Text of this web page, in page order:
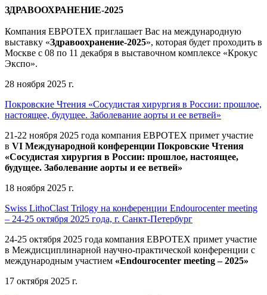
ЗДРАВООХРАНЕНИЕ-2025
Компания ЕВРОТЕХ приглашает Вас на международную
выставку «Здравоохранение-2025», которая будет проходить в
Москве с 08 по 11 декабря в выставочном комплексе «Крокус
Экспо».
28 ноября 2025 г.
Покровские Чтения «Сосудистая хирургия в России: прошлое,
настоящее, будущее. Заболевание аорты и ее ветвей»
21-22 ноября 2025 года компания ЕВРОТЕХ примет участие
в VI Международной конференции Покровские Чтения
«Сосудистая хирургия в России: прошлое, настоящее,
будущее. Заболевание аорты и ее ветвей»
18 ноября 2025 г.
Swiss LithoClast Trilogy на конференции Endourocenter meeting
– 24-25 октября 2025 года, г. Санкт-Петербург
24-25 октября 2025 года компания ЕВРОТЕХ примет участие
в Междисциплинарной научно-практической конференции с
международным участием «Endourocenter meeting – 2025»
17 октября 2025 г.